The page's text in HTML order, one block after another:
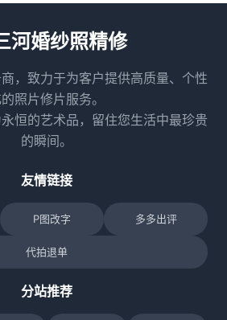
河婚纱照精修
，致力于为客户提供高质量、个性
照片修片服务。
恒的艺术品，留住您生活中最珍贵
的瞬间。
友情链接
P图改字 多多出评
代拍退单
分站推荐